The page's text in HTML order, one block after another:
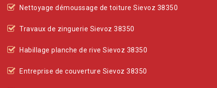
Nettoyage démoussage de toiture Sievoz 38350
Travaux de zinguerie Sievoz 38350
Habillage planche de rive Sievoz 38350
Entreprise de couverture Sievoz 38350